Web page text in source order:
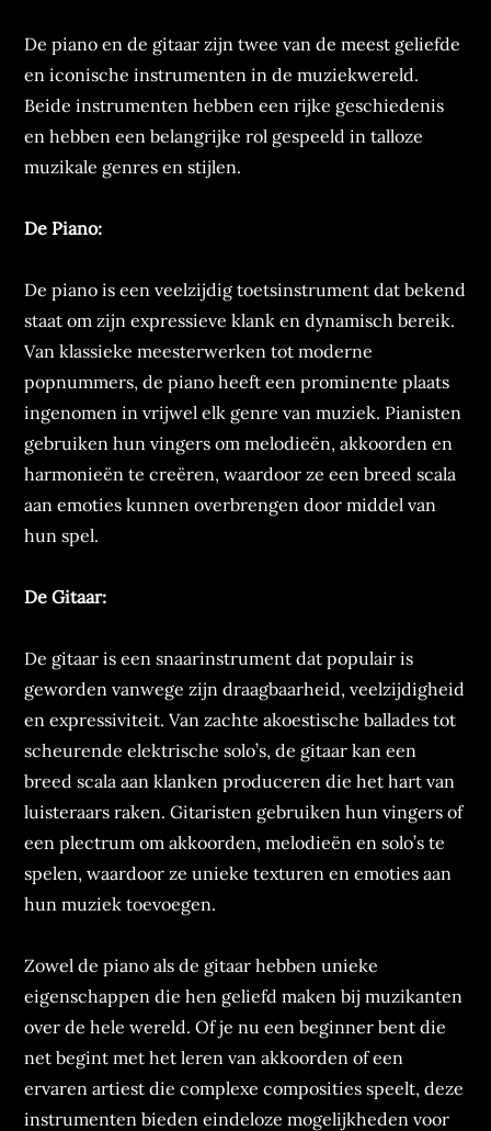
De piano en de gitaar zijn twee van de meest geliefde
en iconische instrumenten in de muziekwereld.
Beide instrumenten hebben een rijke geschiedenis
en hebben een belangrijke rol gespeeld in talloze
muzikale genres en stijlen.
De Piano:
De piano is een veelzijdig toetsinstrument dat bekend
staat om zijn expressieve klank en dynamisch bereik.
Van klassieke meesterwerken tot moderne
popnummers, de piano heeft een prominente plaats
ingenomen in vrijwel elk genre van muziek. Pianisten
gebruiken hun vingers om melodieën, akkoorden en
harmonieën te creëren, waardoor ze een breed scala
aan emoties kunnen overbrengen door middel van
hun spel.
De Gitaar:
De gitaar is een snaarinstrument dat populair is
geworden vanwege zijn draagbaarheid, veelzijdigheid
en expressiviteit. Van zachte akoestische ballades tot
scheurende elektrische solo’s, de gitaar kan een
breed scala aan klanken produceren die het hart van
luisteraars raken. Gitaristen gebruiken hun vingers of
een plectrum om akkoorden, melodieën en solo’s te
spelen, waardoor ze unieke texturen en emoties aan
hun muziek toevoegen.
Zowel de piano als de gitaar hebben unieke
eigenschappen die hen geliefd maken bij muzikanten
over de hele wereld. Of je nu een beginner bent die
net begint met het leren van akkoorden of een
ervaren artiest die complexe composities speelt, deze
instrumenten bieden eindeloze mogelijkheden voor